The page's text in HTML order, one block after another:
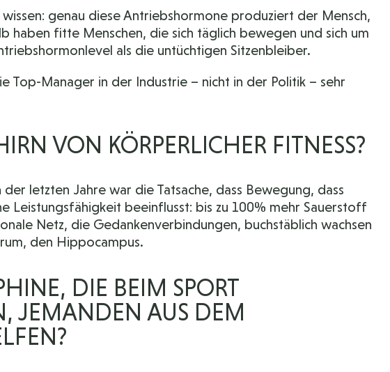
genau diese Antriebshormone produziert der Mensch,
haben fitte Menschen, die sich täglich bewegen und sich um
als die untüchtigen Sitzenbleiber.
Top-Manager in der Industrie – nicht in der Politik – sehr
VON KÖRPERLICHER FITNESS?
letzten Jahre war die Tatsache, dass Bewegung, dass
Leistungsfähigkeit beeinflusst: bis zu 100% mehr Sauerstoff
Netz, die Gedankenverbindungen, buchstäblich wachsen
den Hippocampus.
DIE BEIM SPORT
JEMANDEN AUS DEM